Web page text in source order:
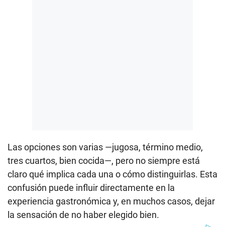
Las opciones son varias —jugosa, término medio,
tres cuartos, bien cocida—, pero no siempre está
claro qué implica cada una o cómo distinguirlas. Esta
confusión puede influir directamente en la
experiencia gastronómica y, en muchos casos, dejar
la sensación de no haber elegido bien.